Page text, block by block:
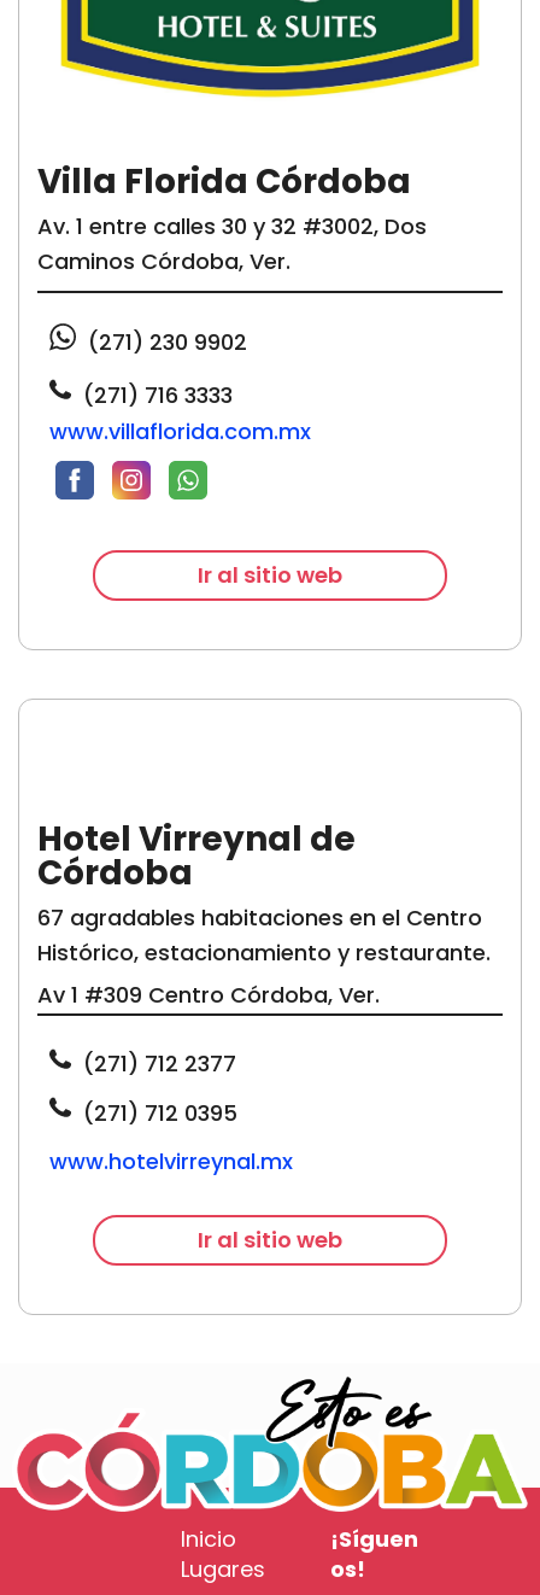
Villa Florida Córdoba
Av. 1 entre calles 30 y 32 #3002, Dos
Caminos Córdoba, Ver.
(271) 230 9902
(271) 716 3333
www.villaflorida.com.mx
Ir al sitio web
Hotel Virreynal de
Córdoba
67 agradables habitaciones en el Centro
Histórico, estacionamiento y restaurante.
Av 1 #309 Centro Córdoba, Ver.
(271) 712 2377
(271) 712 0395
www.hotelvirreynal.mx
Ir al sitio web
Inicio
Lugares
¡Síguen
os!